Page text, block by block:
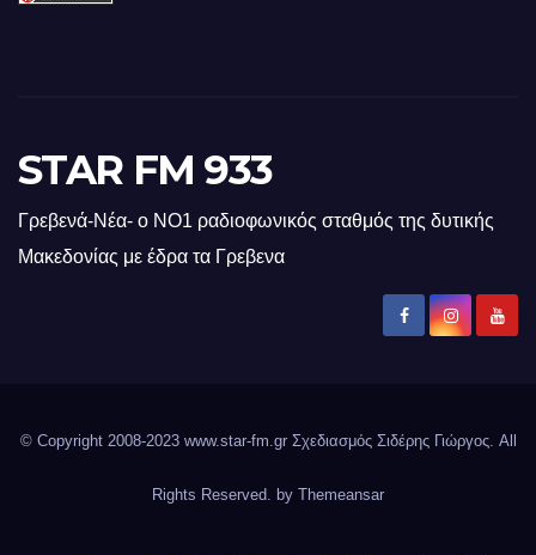
STAR FM 933
Γρεβενά-Νέα- ο ΝΟ1 ραδιοφωνικός σταθμός της δυτικής
Μακεδονίας με έδρα τα Γρεβενα
© Copyright 2008-2023 www.star-fm.gr Σχεδιασμός Σιδέρης Γιώργος. All
Rights Reserved. by Themeansar